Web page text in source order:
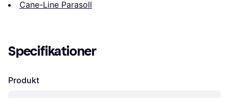
Cane-Line Parasoll
Specifikationer
Produkt